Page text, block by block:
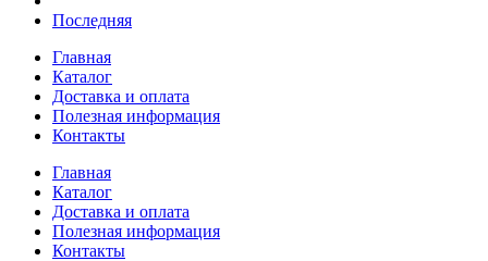
Последняя
Главная
Каталог
Доставка и оплата
Полезная информация
Контакты
Главная
Каталог
Доставка и оплата
Полезная информация
Контакты